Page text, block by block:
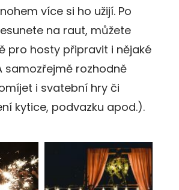
více si ho užijí. Po
na raut, můžete
pro hosty připravit i nějaké
samozřejmě rozhodně
i svatební hry či
kytice, podvazku apod.).